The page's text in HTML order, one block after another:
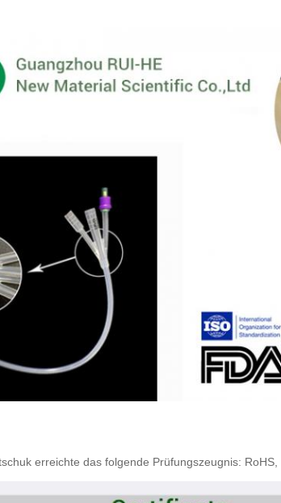
erreichte das folgende Prüfungszeugnis: